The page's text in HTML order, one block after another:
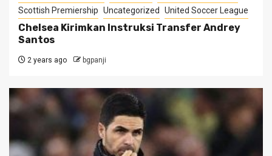
Scottish Premiership Uncategorized United Soccer League
Chelsea Kirimkan Instruksi Transfer Andrey
Santos
2 years ago bgpanji